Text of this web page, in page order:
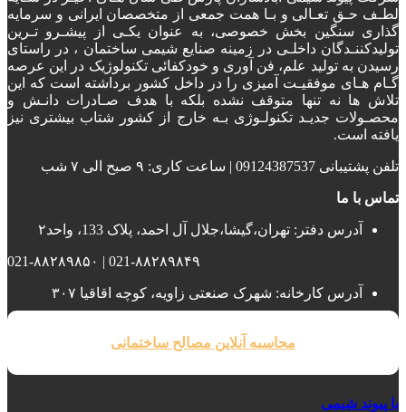
لطـف حـق تعـالی و بـا همت جمعی از متخصصان ایرانی و سرمایه
گذاری سنگین بخش خصوصی، به عنوان یکـی از پیشـرو تـرین
تولیدکننـدگان داخلـی در زمینه صنایع شیمی ساختمان ، در راستای
رسیدن به تولید علم، فن آوری و خودکفائی تکنولوژیک در این عرصه
گـام هـای موفقیـت آمیزی را در داخل کشور برداشته است که این
تلاش ها نه تنها متوقف نشده بلکه با هدف صـادرات دانـش و
محصـولات جدیـد تکنولـوژی بـه خارج از کشور شتاب بیشتری نیز
یافته است.
تلفن پشتیبانی 09124387537 | ساعت کاری: ۹ صبح الی ۷ شب
تماس با ما
آدرس دفتر: تهران،گیشا،جلال آل احمد، پلاک 133، واحد۲
021-۸۸۲۸۹۸۴۹ | 021-۸۸۲۸۹۸۵۰
آدرس کارخانه: شهرک صنعتی زاویه، کوچه اقاقیا ۳۰۷
محاسبه آنلاین مصالح ساختمانی
با پیوند شیمی